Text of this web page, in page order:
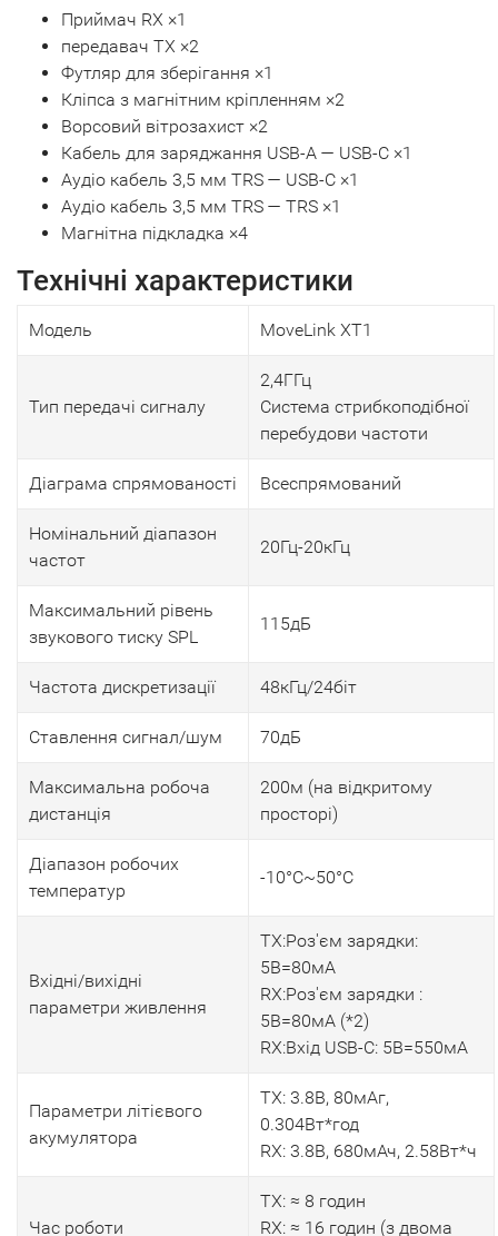
Приймач RX ×1
передавач TX ×2
Футляр для зберігання ×1
Кліпса з магнітним кріпленням ×2
Ворсовий вітрозахист ×2
Кабель для заряджання USB-A — USB-C ×1
Аудіо кабель 3,5 мм TRS — USB-C ×1
Аудіо кабель 3,5 мм TRS — TRS ×1
Магнітна підкладка ×4
Технічні характеристики
Модель MoveLink XT1
Тип передачі сигналу
2,4ГГц
Система стрибкоподібної
перебудови частоти
Діаграма спрямованості Всеспрямований
Номінальний діапазон
частот
20Гц-20кГц
Максимальний рівень
звукового тиску SPL
115дБ
Частота дискретизації 48кГц/24біт
Ставлення сигнал/шум 70дБ
Максимальна робоча
дистанція
200м (на відкритому
просторі)
Діапазон робочих
температур
-10°C~50°C
Вхідні/вихідні
параметри живлення
TX:Роз'єм зарядки:
5В=80мА
RX:Роз'єм зарядки :
5В=80мА (*2)
RX:Вхід USB-C: 5В=550мА
Параметри літієвого
акумулятора
TX: 3.8В, 80мАг,
0.304Вт*год
RX: 3.8В, 680мАч, 2.58Вт*ч
Час роботи
TX: ≈ 8 годин
RX: ≈ 16 годин (з двома